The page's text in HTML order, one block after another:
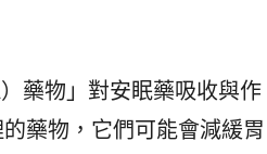
藥物」對安眠藥吸收與作
藥物，它們可能會減緩胃